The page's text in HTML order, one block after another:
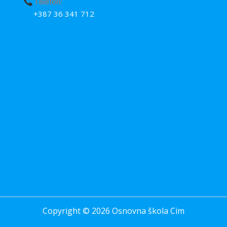
+387 36 341 712
Copyright © 2026 Osnovna škola Cim